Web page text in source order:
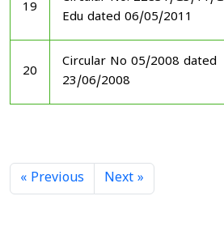
19
Edu dated 06/05/2011
20
Circular No 05/2008 dated
23/06/2008
« Previous Next »